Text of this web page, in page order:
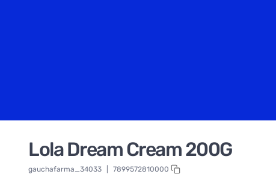
Lola Dream Cream 200G
gauchafarma_34033 7899572810000